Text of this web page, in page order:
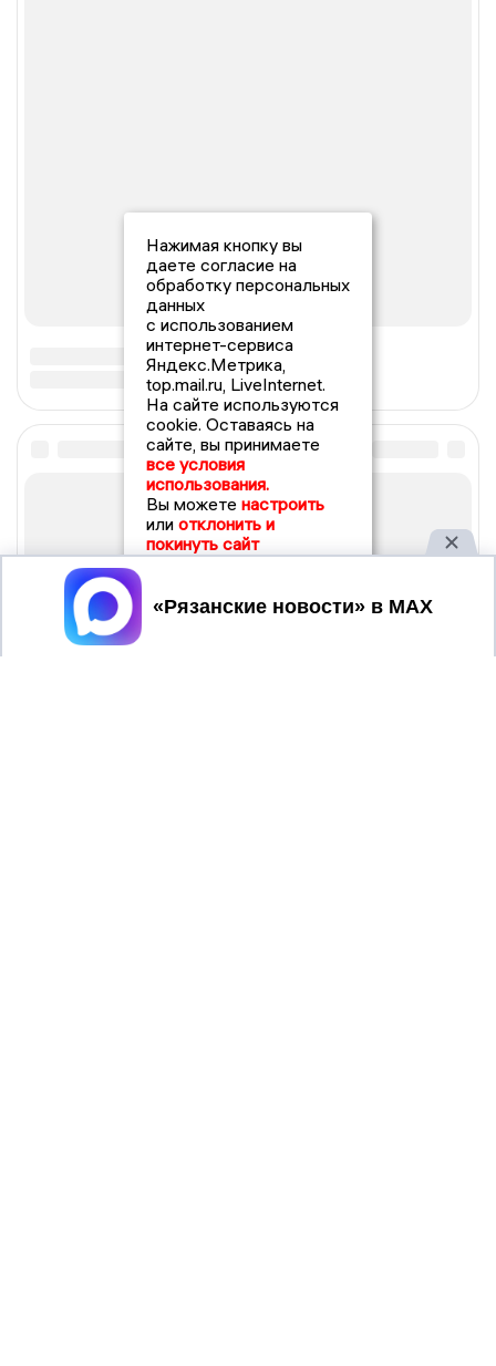
Нажимая кнопку вы
даете согласие на
обработку персональных
данных
с использованием
интернет-сервиса
Яндекс.Метрика,
top.mail.ru, LiveInternet.
На сайте используются
cookie. Оставаясь на
сайте, вы принимаете
все условия
использования.
Вы можете настроить
или отклонить и
покинуть сайт
Принять